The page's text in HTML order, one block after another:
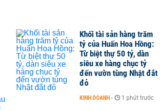
Khối tài sản hàng trăm
tỷ của Huấn Hoa Hồng:
Từ biệt thự 50 tỷ, dàn
siêu xe hàng chục tỷ
đến vườn tùng Nhật đắt
đỏ
KINH DOANH - 1 phút trước